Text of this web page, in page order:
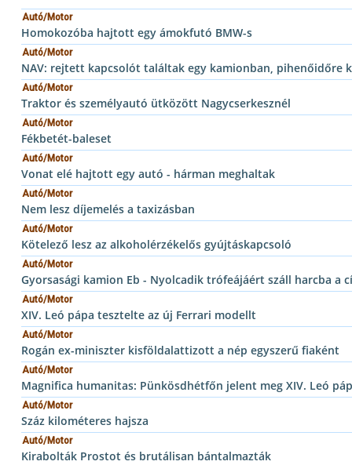
Autó/Motor
Homokozóba hajtott egy ámokfutó BMW-s
Autó/Motor
NAV: rejtett kapcsolót találtak egy kamionban, pihenőidőre
Autó/Motor
Traktor és személyautó ütközött Nagycserkesznél
Autó/Motor
Fékbetét-baleset
Autó/Motor
Vonat elé hajtott egy autó - hárman meghaltak
Autó/Motor
Nem lesz díjemelés a taxizásban
Autó/Motor
Kötelező lesz az alkoholérzékelős gyújtáskapcsoló
Autó/Motor
Gyorsasági kamion Eb - Nyolcadik trófeájáért száll harcba a
Autó/Motor
XIV. Leó pápa tesztelte az új Ferrari modellt
Autó/Motor
Rogán ex-miniszter kisföldalattizott a nép egyszerű fiaként
Autó/Motor
Magnifica humanitas: Pünkösdhétfőn jelent meg XIV. Leó
Autó/Motor
Száz kilométeres hajsza
Autó/Motor
Kirabolták Prostot és brutálisan bántalmazták